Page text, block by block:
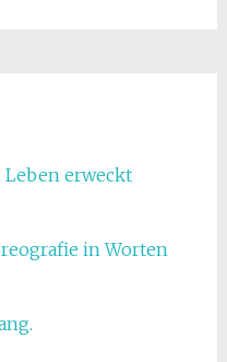
erweckt
in Worten